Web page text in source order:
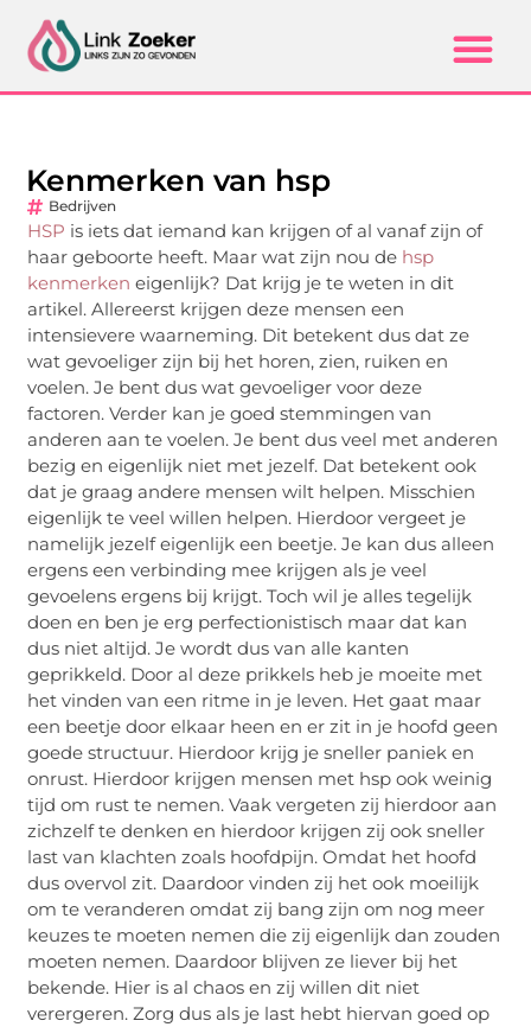
Kenmerken van hsp
Bedrijven
HSP is iets dat iemand kan krijgen of al vanaf zijn of
haar geboorte heeft. Maar wat zijn nou de hsp
kenmerken eigenlijk? Dat krijg je te weten in dit
artikel. Allereerst krijgen deze mensen een
intensievere waarneming. Dit betekent dus dat ze
wat gevoeliger zijn bij het horen, zien, ruiken en
voelen. Je bent dus wat gevoeliger voor deze
factoren. Verder kan je goed stemmingen van
anderen aan te voelen. Je bent dus veel met anderen
bezig en eigenlijk niet met jezelf. Dat betekent ook
dat je graag andere mensen wilt helpen. Misschien
eigenlijk te veel willen helpen. Hierdoor vergeet je
namelijk jezelf eigenlijk een beetje. Je kan dus alleen
ergens een verbinding mee krijgen als je veel
gevoelens ergens bij krijgt. Toch wil je alles tegelijk
doen en ben je erg perfectionistisch maar dat kan
dus niet altijd. Je wordt dus van alle kanten
geprikkeld. Door al deze prikkels heb je moeite met
het vinden van een ritme in je leven. Het gaat maar
een beetje door elkaar heen en er zit in je hoofd geen
goede structuur. Hierdoor krijg je sneller paniek en
onrust. Hierdoor krijgen mensen met hsp ook weinig
tijd om rust te nemen. Vaak vergeten zij hierdoor aan
zichzelf te denken en hierdoor krijgen zij ook sneller
last van klachten zoals hoofdpijn. Omdat het hoofd
dus overvol zit. Daardoor vinden zij het ook moeilijk
om te veranderen omdat zij bang zijn om nog meer
keuzes te moeten nemen die zij eigenlijk dan zouden
moeten nemen. Daardoor blijven ze liever bij het
bekende. Hier is al chaos en zij willen dit niet
verergeren. Zorg dus als je last hebt hiervan goed op